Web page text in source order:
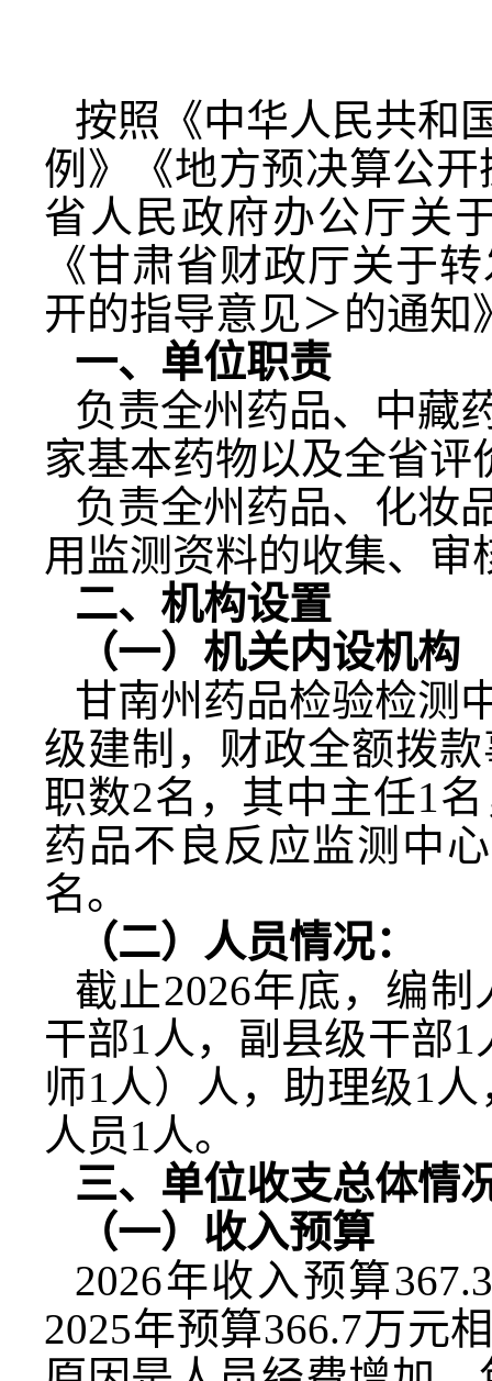
按照《中华人民共和
例》《地方预决算公
省人民政府办公厅关
《甘肃省财政厅关于
开的指导意见＞的通知
一、单位职责
负责全州药品、中藏
家基本药物以及全省评
负责全州药品、化妆
用监测资料的收集、
二、机构设置
（一）机关内设机构
甘南州药品检验检测
级建制，财政全额拨
职数2名，其中主任1
药品不良反应监测中
名。
（二）人员情况：
截止2026年底，编制
干部1 人，副县级干部1
师1 人）人，助理级1
人员1 人。
三、单位收支总体情
（一）收入预算
2026年收入预算367.3
2025年预算366.7万元